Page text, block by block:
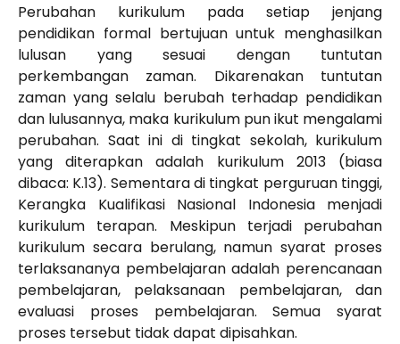
Perubahan kurikulum pada setiap jenjang
pendidikan formal bertujuan untuk menghasilkan
lulusan yang sesuai dengan tuntutan
perkembangan zaman. Dikarenakan tuntutan
zaman yang selalu berubah terhadap pendidikan
dan lulusannya, maka kurikulum pun ikut mengalami
perubahan. Saat ini di tingkat sekolah, kurikulum
yang diterapkan adalah kurikulum 2013 (biasa
dibaca: K.13). Sementara di tingkat perguruan tinggi,
Kerangka Kualifikasi Nasional Indonesia menjadi
kurikulum terapan. Meskipun terjadi perubahan
kurikulum secara berulang, namun syarat proses
terlaksananya pembelajaran adalah perencanaan
pembelajaran, pelaksanaan pembelajaran, dan
evaluasi proses pembelajaran. Semua syarat
proses tersebut tidak dapat dipisahkan.